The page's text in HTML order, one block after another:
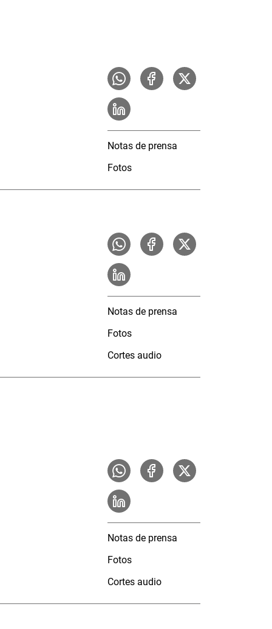
Notas de prensa
Fotos
Notas de prensa
Fotos
Cortes audio
Notas de prensa
Fotos
Cortes audio